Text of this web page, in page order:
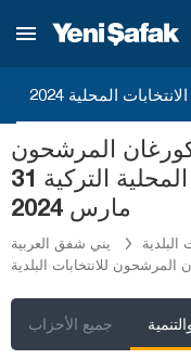
الانتخابات المحلية 2024
كورغان المرشحون
لرئاسة البلدية للانتخابات المحلية التركية 31
مارس 2024
يني شفق العربية
البلدية
المرشحون للانتخابات البلدية
جميع الأحزاب
كوتاهيا
مانيسا
ماردين
مرسين
موغلا
موش
نيغدا